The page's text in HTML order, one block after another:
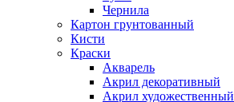
Чернила
Картон грунтованный
Кисти
Краски
Акварель
Акрил декоративный
Акрил художественный